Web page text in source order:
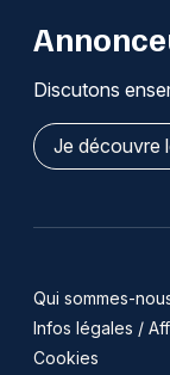
Discutons
Je découvre
Qui sommes-
Infos légales /
Cookies